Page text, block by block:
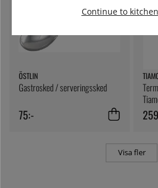
ÖSTLIN
Gastrosked / serveringssked
75:-
Visa fler
Continue to